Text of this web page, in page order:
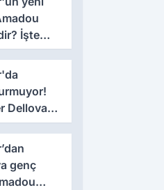
İşte
forma
Dellova
genç